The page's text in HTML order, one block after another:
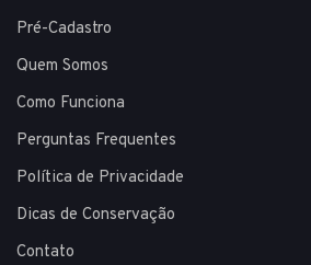
Pré-Cadastro
Quem Somos
Como Funciona
Perguntas Frequentes
Política de Privacidade
Dicas de Conservação
Contato